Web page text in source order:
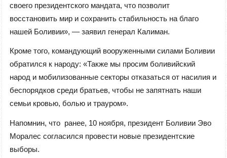
своего президентского мандата, что позволит
восстановить мир и сохранить стабильность на благо
нашей Боливии», — заявил генерал Калиман.
Кроме того, командующий вооруженными силами Боливии
обратился к народу: «Также мы просим боливийский
народ и мобилизованные секторы отказаться от насилия и
беспорядков среди братьев, чтобы не запятнать наши
семьи кровью, болью и трауром».
Напомнин, что ранее, 10 ноября, президент Боливии Эво
Моралес согласился провести новые президентские
выборы.